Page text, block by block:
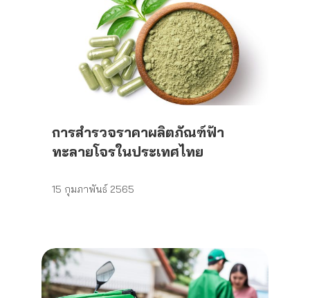
การสำรวจราคาผลิตภัณฑ์ฟ้า
ทะลายโจรในประเทศไทย
15 กุมภาพันธ์ 2565